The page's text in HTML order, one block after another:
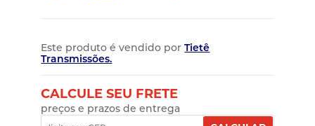
Este produto é vendido porTietê
Transmissões.
CALCULE SEU FRETE
preços e prazos de entrega